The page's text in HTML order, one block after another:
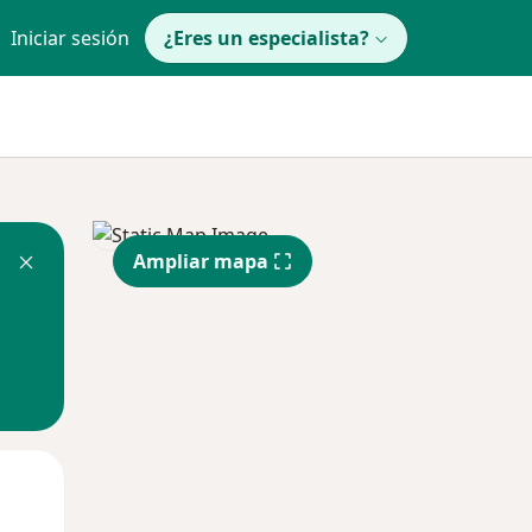
Iniciar sesión ¿Eres un especialista?
Ampliar mapa